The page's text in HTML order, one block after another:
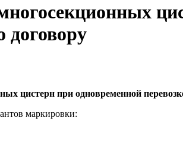
договору
цистерн при одновременной
маркировки: